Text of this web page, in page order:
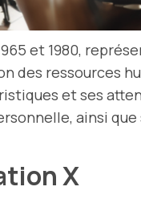
et 1980,
ressources
et ses
ainsi
X